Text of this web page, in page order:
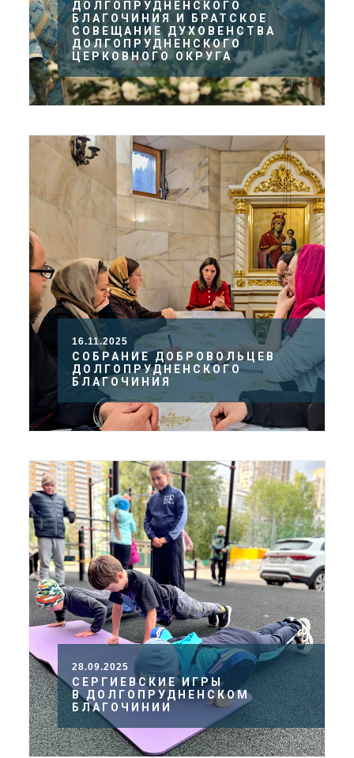
ДОЛГОПРУДНЕНСКОГО
БЛАГОЧИНИЯ И БРАТСКОЕ
СОВЕЩАНИЕ ДУХОВЕНСТВА
ДОЛГОПРУДНЕНСКОГО
ЦЕРКОВНОГО ОКРУГА
16.11.2025
СОБРАНИЕ ДОБРОВОЛЬЦЕВ
ДОЛГОПРУДНЕНСКОГО
БЛАГОЧИНИЯ
28.09.2025
СЕРГИЕВСКИЕ ИГРЫ
В ДОЛГОПРУДНЕНСКОМ
БЛАГОЧИНИИ